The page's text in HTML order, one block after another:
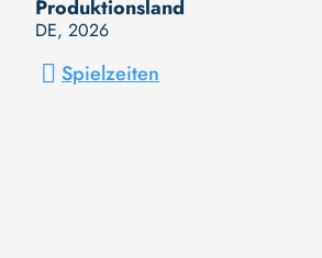
Produktionsland
DE, 2026
Spielzeiten